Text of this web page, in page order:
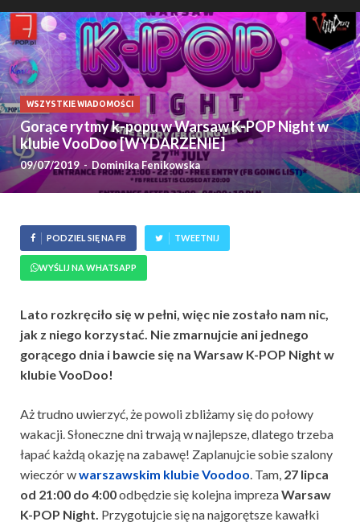
WSZYSTKIE WIADOMOŚCI
Gorące rytmy k-popu w Warsaw K-POP Night w
klubie VooDoo [WYDARZENIE]
09/07/2019 -Dominika Fenikowska
PODZIEL SIĘ NA FB TWEETNIJ
WYŚLIJ NA WHATSAPP
Lato rozkręciło się w pełni, więc nie zostało nam nic,
jak z niego korzystać. Nie zmarnujcie ani jednego
gorącego dnia i bawcie się na Warsaw K-POP Night w
klubie VooDoo!
Aż trudno uwierzyć, że powoli zbliżamy się do połowy
wakacji. Słoneczne dni trwają w najlepsze, dlatego trzeba
łapać każdą okazję na zabawę! Zaplanujcie sobie szalony
wieczór wwarszawskim klubie Voodoo. Tam, 27 lipca
od 21:00 do 4:00odbędzie się kolejna imprezaWarsaw
K-POP Night. Przygotujcie się na najgorętsze kawałki